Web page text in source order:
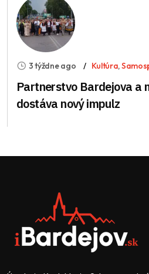
3 týždne ago Kultúra,
Partnerstvo Bardejova a
dostáva nový impulz